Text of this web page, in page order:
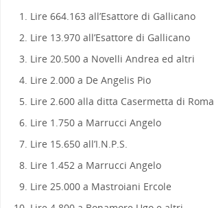
Lire 664.163 all’Esattore di Gallicano
Lire 13.970 all’Esattore di Gallicano
Lire 20.500 a Novelli Andrea ed altri
Lire 2.000 a De Angelis Pio
Lire 2.600 alla ditta Casermetta di Roma
Lire 1.750 a Marrucci Angelo
Lire 15.650 all’I.N.P.S.
Lire 1.452 a Marrucci Angelo
Lire 25.000 a Mastroiani Ercole